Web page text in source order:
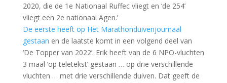
2020, die de 1e Nationaal Ruffec vliegt en ‘de 254’
vliegt een 2e nationaal Agen.’
De eerste heeft op Het Marathonduivenjournaal
gestaan en de laatste komt in een volgend deel van
‘De Topper van 2022’. Erik heeft van de 6 NPO-vluchten
3 maal ‘op teletekst’ gestaan … op drie verschillende
vluchten … met drie verschillende duiven. Dat geeft de